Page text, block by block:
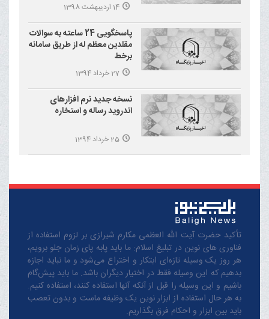
14 اردیبهشت 1398
پاسخگویی 24 ساعته به سوالات
مقلدین معظم له از طریق سامانه
برخط
27 خرداد 1394
نسخه جدید نرم افزارهای
اندروید رساله و استخاره
25 خرداد 1394
تأکید حضرت آیت الله العظمی مکارم شیرازی بر لزوم استفاده از
فناوری های نوین در تبلیغ اسلام: ما باید پابه پای زمان جلو برویم،
هر روز یک وسیله تازه‌ای ابتکار و اختراع می‌شود و ما نباید اجازه
بدهیم که این وسیله فقط در اختیار دیگران باشد. ما باید پیش‌گام
باشیم و این وسیله را قبل از آنکه آنها استفاده کنند، استفاده کنیم.
به هر حال استفاده از ابزار نوین یک وظیفه ماست و بدون تعصب
باید بین ابزار و احکام فرق بگذاریم.